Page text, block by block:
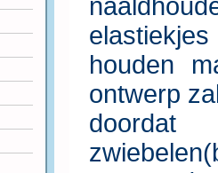
houden
ontwerp